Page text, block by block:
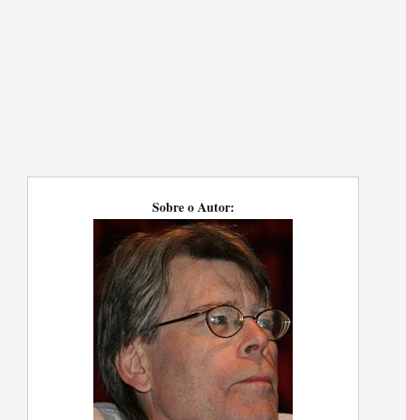
Sobre o Autor: